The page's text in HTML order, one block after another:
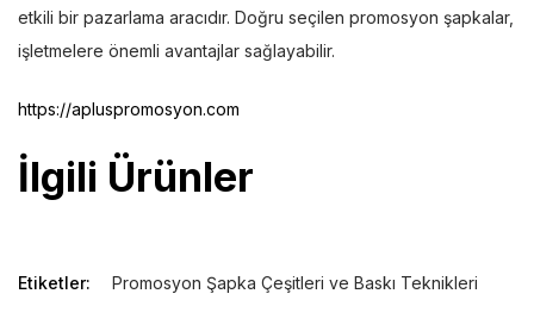
etkili bir pazarlama aracıdır. Doğru seçilen promosyon şapkalar,
işletmelere önemli avantajlar sağlayabilir.
https://apluspromosyon.com
İlgili Ürünler
Etiketler: Promosyon Şapka Çeşitleri ve Baskı Teknikleri